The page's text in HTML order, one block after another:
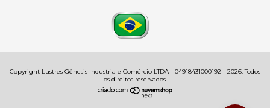
Copyright Lustres Gênesis Industria e Comércio LTDA - 04918431000192 - 2026. Todos
os direitos reservados.